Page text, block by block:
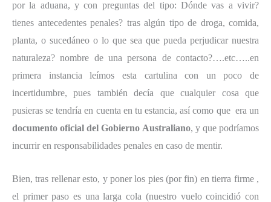
por la aduana, y con preguntas del tipo: Dónde vas a vivir?
tienes antecedentes penales? tras algún tipo de droga, comida,
planta, o sucedáneo o lo que sea que pueda perjudicar nuestra
naturaleza? nombre de una persona de contacto?….etc…..en
primera instancia leímos esta cartulina con un poco de
incertidumbre, pues también decía que cualquier cosa que
pusieras se tendría en cuenta en tu estancia, así como que era un
documento oficial del Gobierno Australiano, y que podríamos
incurrir en responsabilidades penales en caso de mentir.
Bien, tras rellenar esto, y poner los pies (por fin) en tierra firme ,
el primer paso es una larga cola (nuestro vuelo coincidió con